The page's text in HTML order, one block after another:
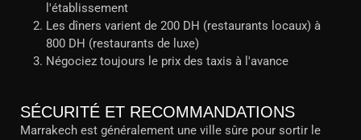
l'établissement
Les dîners varient de 200 DH (restaurants locaux) à
800 DH (restaurants de luxe)
Négociez toujours le prix des taxis à l'avance
SÉCURITÉ ET RECOMMANDATIONS
Marrakech est généralement une ville sûre pour sortir le